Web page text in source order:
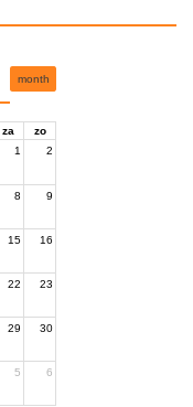
month
za
zo
1 2
8 9
15 16
22 23
29 30
5 6